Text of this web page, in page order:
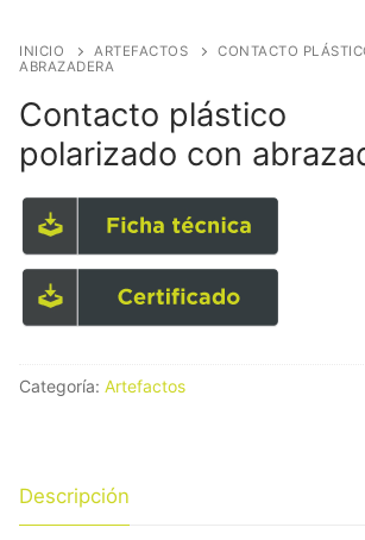
INICIO ARTEFACTOS
CONTACTO
ABRAZADERA
Contacto plástico
polarizado con
Categoría: Artefactos
Descripción